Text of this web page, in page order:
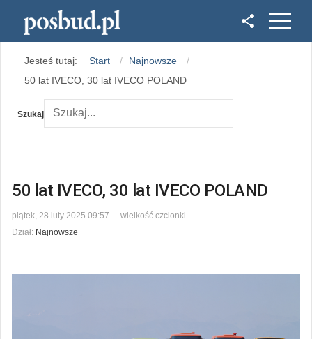
Instagram
Jesteś tutaj: Start
Najnowsze
50 lat IVECO, 30 lat IVECO POLAND
Szukaj
50 lat IVECO, 30 lat IVECO POLAND
piątek, 28 luty 2025 09:57
wielkość czcionki
Dział: Najnowsze